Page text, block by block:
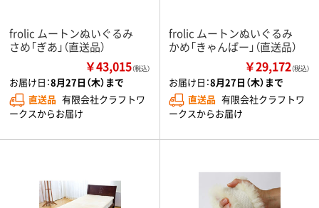
frolic ムートンぬいぐるみ
さめ「ぎあ」（直送品）
￥43,015（税込）
お届け日：8月27日（木）まで
直送品 有限会社クラフトワ
ークスからお届け
frolic ムートンぬいぐるみ
かめ「きゃんぱー」（直送品）
￥29,172（税込）
お届け日：8月27日（木）まで
直送品 有限会社クラフトワ
ークスからお届け